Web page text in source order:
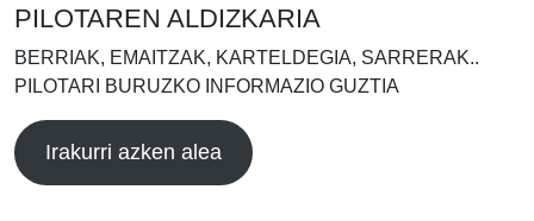
PILOTAREN ALDIZKARIA
BERRIAK, EMAITZAK, KARTELDEGIA, SARRERAK..
PILOTARI BURUZKO INFORMAZIO GUZTIA
Irakurri azken alea